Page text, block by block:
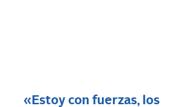
«Estoy con fuerzas, los